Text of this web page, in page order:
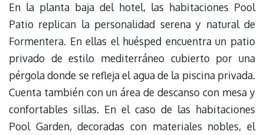
En la planta baja del hotel, las habitaciones Pool
Patio replican la personalidad serena y natural de
Formentera. En ellas el huésped encuentra un patio
privado de estilo mediterráneo cubierto por una
pérgola donde se refleja el agua de la piscina privada.
Cuenta también con un área de descanso con mesa y
confortables sillas. En el caso de las habitaciones
Pool Garden, decoradas con materiales nobles, el